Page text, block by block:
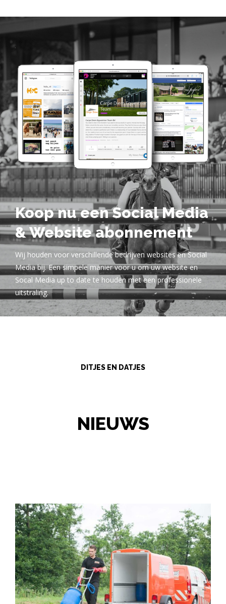
Koop nu een Social Media
& Website abonnement
Wij houden voor verschillende bedrijven websites en Social
Media bij. Een simpele manier voor u om uw website en
Socal Media up to date te houden met een professionele
uitstraling.
DITJES EN DATJES
NIEUWS